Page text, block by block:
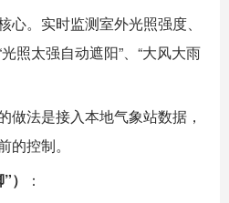
心。实时监测室外光照强度、
照太强自动遮阳”、“大风大雨
做法是接入本地气象站数据，
控制。
）
：